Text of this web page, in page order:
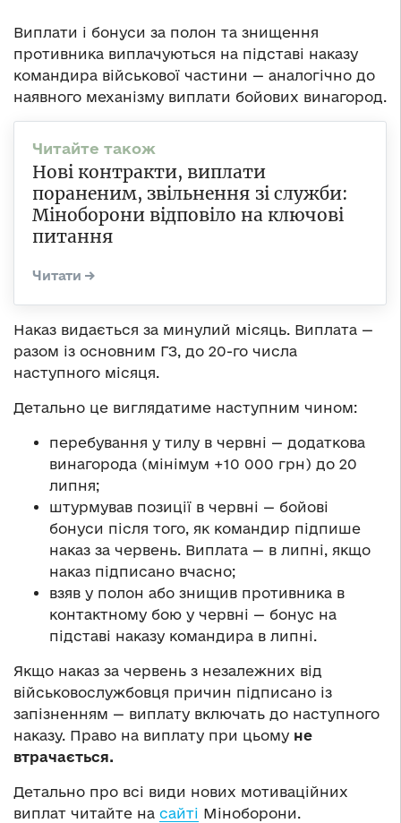
Виплати і бонуси за полон та знищення
противника виплачуються на підставі наказу
командира військової частини — аналогічно до
наявного механізму виплати бойових винагород.
Нові контракти, виплати
пораненим, звільнення зі служби:
Міноборони відповіло на ключові
питання
Наказ видається за минулий місяць. Виплата —
разом із основним ГЗ, до 20-го числа
наступного місяця.
Детально це виглядатиме наступним чином:
перебування у тилу в червні — додаткова
винагорода (мінімум +10 000 грн) до 20
липня;
штурмував позиції в червні — бойові
бонуси після того, як командир підпише
наказ за червень. Виплата — в липні, якщо
наказ підписано вчасно;
взяв у полон або знищив противника в
контактному бою у червні — бонус на
підставі наказу командира в липні.
Якщо наказ за червень з незалежних від
військовослужбовця причин підписано із
запізненням — виплату включать до наступного
наказу. Право на виплату при цьому не
втрачається.
Детально про всі види нових мотиваційних
виплат читайте на сайті Міноборони.